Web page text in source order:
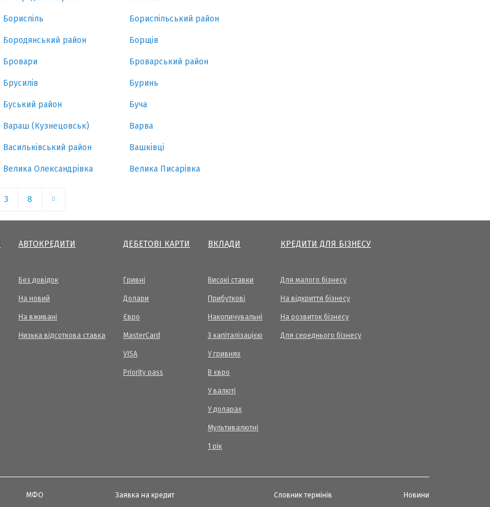
Бориспіль Бориспільський район
Бородянський район Борщів
Бровари Броварський район
Брусилів Буринь
Буський район Буча
Вараш (Кузнецовськ) Варва
Васильківський район Вашківці
Велика Олександрівка Велика Писарівка
3 8
АВТОКРЕДИТИ
Без довідок
На новий
На вживані
Низька відсоткова ставка
ДЕБЕТОВІ КАРТИ
Гривні
Долари
Євро
MasterCard
VISA
Priority pass
ВКЛАДИ
Високі ставки
Прибуткові
Накопичувальні
З капіталізацією
У гривнях
В євро
У валюті
У доларах
Мультивалютні
1 рік
КРЕДИТИ ДЛЯ БІЗНЕСУ
Для малого бізнесу
На відкриття бізнесу
На розвиток бізнесу
Для середнього бізнесу
МФО Заявка на кредит Словник термінів Новини